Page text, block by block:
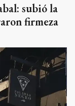
subió la
firmeza